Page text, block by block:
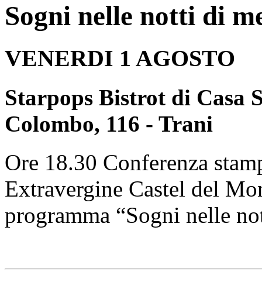
Sogni nelle notti di
VENERDI 1 AGOSTO
Starpops Bistrot di Casa
Colombo, 116 - Trani
Ore 18.30 Conferenza
Extravergine Castel del
programma “Sogni nelle